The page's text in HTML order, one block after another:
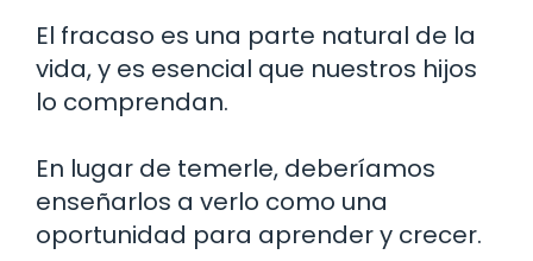
El fracaso es una parte natural de la
vida, y es esencial que nuestros hijos
lo comprendan.
En lugar de temerle, deberíamos
enseñarlos a verlo como una
oportunidad para aprender y crecer.